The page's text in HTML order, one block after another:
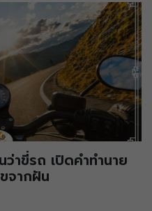
าขี่รถ เปิดคำทำนาย
จากฝัน